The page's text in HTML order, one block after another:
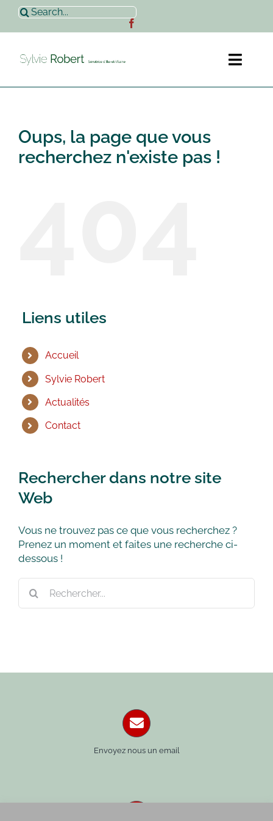
Passer
contenu
Rechercher:
Sylvie Robert
Oups, la page que vous
recherchez n'existe pas !
Liens utiles
Accueil
Sylvie Robert
Actualités
Contact
Rechercher dans notre site
Web
Vous ne trouvez pas ce que vous recherchez ?
Prenez un moment et faites une recherche ci-
dessous !
Envoyez nous un email